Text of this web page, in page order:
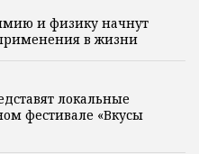
и физику начнут
в жизни
локальные
фестивале «Вкусы